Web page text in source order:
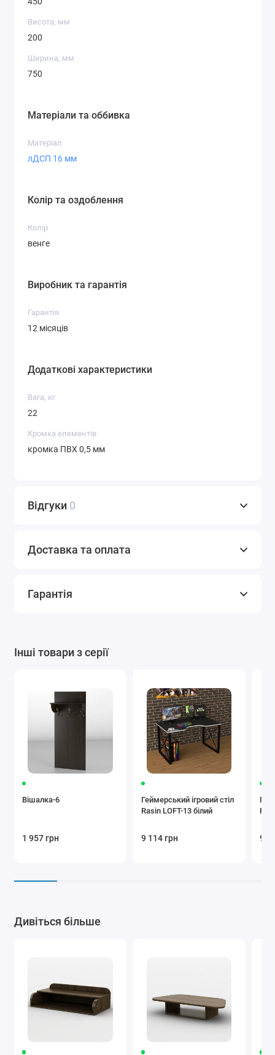
Висота, мм
200
Ширина, мм
750
Матеріали та оббивка
Матеріал
лДСП 16 мм
Колір та оздоблення
Колір
венге
Виробник та гарантія
Гарантія
12 місяців
Додаткові характеристики
Вага, кг
22
Кромка елементів
кромка ПВХ 0,5 мм
Відгуки 0
Доставка та оплата
Гарантія
Інші товари з серії
Вішалка-6
1 957 грн
Геймерський ігровий стіл
Rasin LOFT-13 білий
9 114 грн 9
Дивіться більше